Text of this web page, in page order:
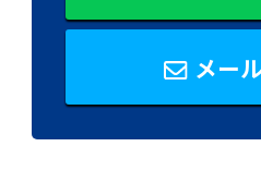
メー